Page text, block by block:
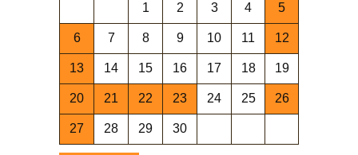
1 2 3 4 5
6 7 8 9 10 11 12
13 14 15 16 17 18 19
20 21 22 23 24 25 26
27 28 29 30